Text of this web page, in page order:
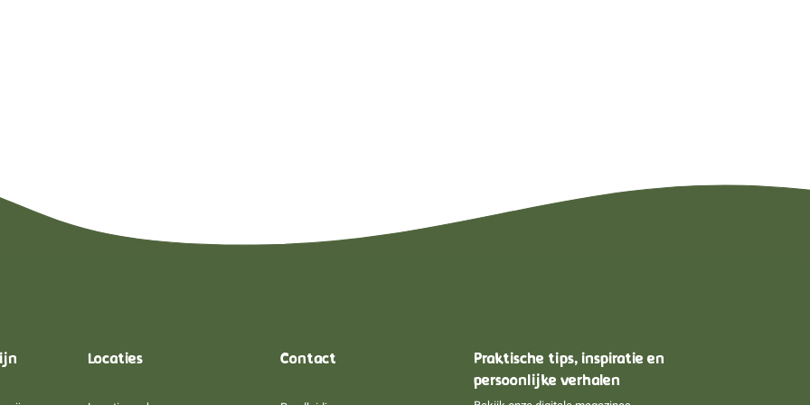
Locaties Contact
Praktische tips, inspiratie en
persoonlijke verhalen